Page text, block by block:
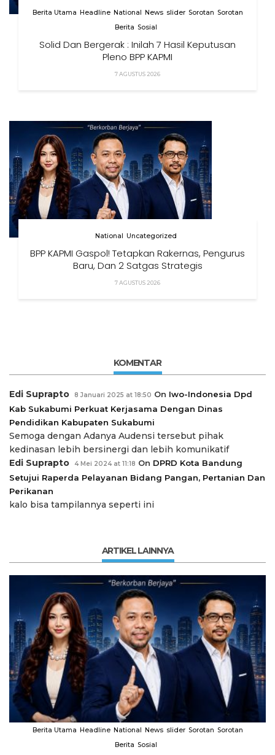
Berita Utama Headline National News slider Sorotan Sorotan
Berita Sosial
Solid Dan Bergerak : Inilah 7 Hasil Keputusan
Pleno BPP KAPMI
7 AGUSTUS 2026
National Uncategorized
BPP KAPMI Gaspol! Tetapkan Rakernas, Pengurus
Baru, Dan 2 Satgas Strategis
7 AGUSTUS 2026
KOMENTAR
Edi Suprapto 8 Januari 2025 at 18:50 On Iwo-Indonesia Dpd
Kab Sukabumi Perkuat Kerjasama Dengan Dinas
Pendidikan Kabupaten Sukabumi
Semoga dengan Adanya Audensi tersebut pihak
kedinasan lebih bersinergi dan lebih komunikatif
Edi Suprapto
4 Mei 2024 at 11:18 On DPRD Kota Bandung
Setujui Raperda Pelayanan Bidang Pangan, Pertanian Dan
Perikanan
kalo bisa tampilannya seperti ini
ARTIKEL LAINNYA
Berita Utama Headline National News slider Sorotan Sorotan
Berita Sosial